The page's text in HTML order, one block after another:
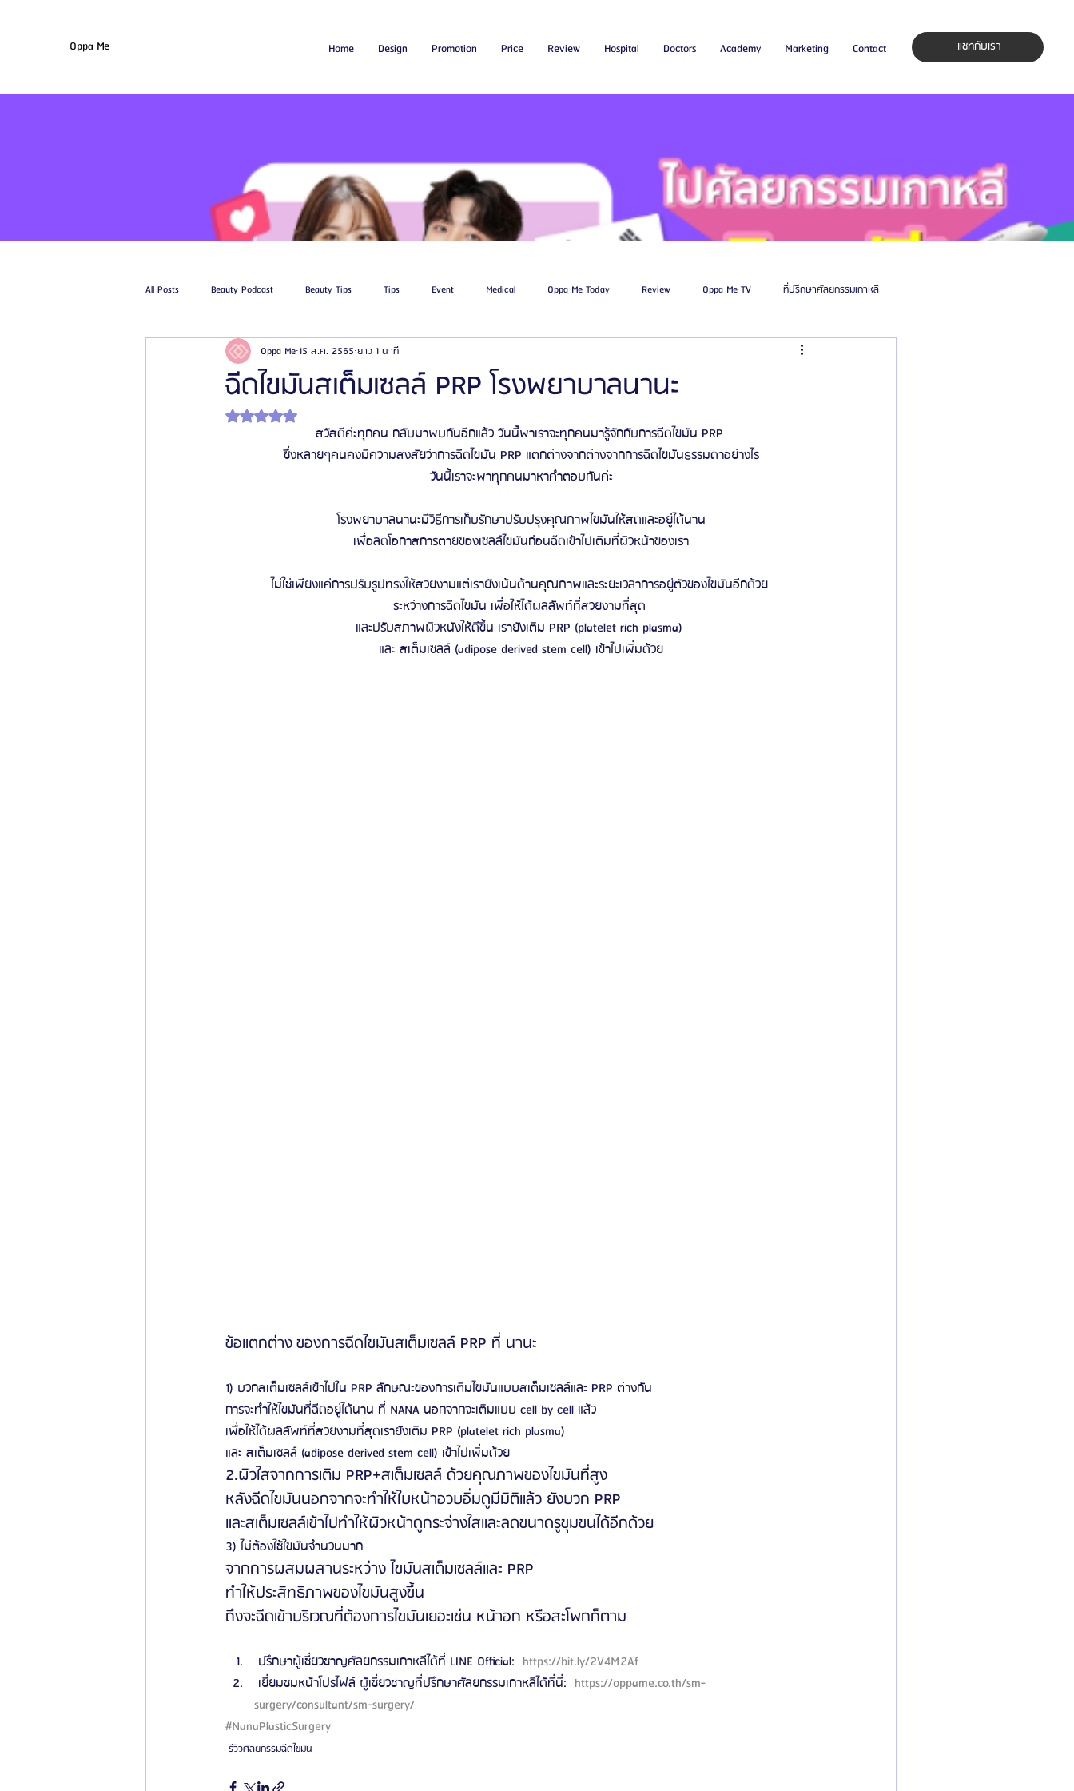
Home Design Promotion Price Review Hospital Doctors Academy Marketing Contact แชทกับเรา
Oppa Me
All Posts Beauty Podcast Beauty Tips Tips Event Medical Oppa Me Today Review Oppa Me TV ที่ปรึกษาศัลยกรรมเกาหลี
รีวิวศัลยกรรมฉีดไขมัน รีวิวศัลยกรรมดูดไขมัน ศัลยแพทย์ ประเทศเกาหลี
โรงพยาบาลศัลยกรรมเฟรช
โรงพยาบาลศัลยกรรมนานะ โรงพยาบาลศัลยกรรมรูบี
รีวิวดูดไขมันหน้า รีวิวดูดไขมันเหนียง
ฉีดไขมันสเต็มเซลล์ PRP โรงพยาบาลนานะ
Oppa Me 15 ส.ค. 2565 ยาว 1 นาที
ได้รับ NaN เต็ม 5 ดาว
สวัสดีค่ะทุกคน กลับมาพบกันอีกแล้ว วันนี้พาเราจะทุกคนมารู้จักกับการฉีดไขมัน PRP
ซึ่งหลายๆคนคงมีความสงสัยว่าการฉีดไขมัน PRP แตกต่างจากต่างจากการฉีดไขมันธรรมดาอย่างไร
วันนี้เราจะพาทุกคนมาหาคำตอบกันค่ะ
โรงพยาบาลนานะมีวิธีการเก็บรักษาปรับปรุงคุณภาพไขมันให้สดและอยู่ได้นาน
เพื่อลดโอกาสการตายของเซลล์ไขมันก่อนฉ๊ดเข้าไปเติมที่ผิวหน้าของเรา
ไม่ใช่เพียงแค่การปรับรูปทรงให้สวยงามแต่เรายังเน้นด้านคุณภาพและระยะเวลาการอยู่ตัวของไขมันอีกด้วย
ระหว่างการฉีดไขมัน เพื่อให้ได้ผลลัพท์ที่สวยงามที่สุด
และปรับสภาพผิวหนังให้ดีขึ้น เรายังเติม PRP (platelet rich plasma)
และ สเต็มเซลล์ (adipose derived stem cell) เข้าไปเพิ่มด้วย
ข้อแตกต่าง ของการฉีดไขมันสเต็มเซลล์ PRP ที่ นานะ
1) บวกสเต็มเซลล์เข้าไปใน PRP ลักษณะของการเติมไขมันแบบสเต็มเซลล์และ PRP ต่างกัน
การจะทำให้ไขมันที่ฉีดอยู่ได้นาน ที่ NANA นอกจากจะเติมแบบ cell by cell แล้ว
เพื่อให้ได้ผลลัพท์ที่สวยงามที่สุดเรายังเติม PRP (platelet rich plasma)
และ สเต็มเซลล์ (adipose derived stem cell) เข้าไปเพิ่มด้วย
2.ผิวใสจากการเติม PRP+สเต็มเซลล์ ด้วยคุณภาพของไขมันที่สูง
หลังฉีดไขมันนอกจากจะทำให้ใบหน้าอวบอิ่มดูมีมิติแล้ว ยังบวก PRP
และสเต็มเซลล์เข้าไปทำให้ผิวหน้าดูกระจ่างใสและลดขนาดรูขุมขนได้อีกด้วย
3) ไม่ต้องใช้ใขมันจำนวนมาก
จากการผสมผสานระหว่าง ไขมันสเต็มเซลล์และ PRP
ทำให้ประสิทธิภาพของไขมันสูงขึ้น
ถึงจะฉีดเข้าบริเวณที่ต้องการไขมันเยอะเช่น หน้าอก หรือสะโพกก็ตาม
ปรึกษาผู้เชี่ยวชาญศัลยกรรมเกาหลีได้ที่ LINE Official: https://bit.ly/2V4M2Af
เยี่ยมชมหน้าโปรไฟล์ ผู้เชี่ยวชาญที่ปรึกษาศัลยกรรมเกาหลีได้ที่นี่: https://oppame.co.th/sm-
surgery/consultant/sm-surgery/
#NanaPlasticSurgery
รีวิวศัลยกรรมฉีดไขมัน